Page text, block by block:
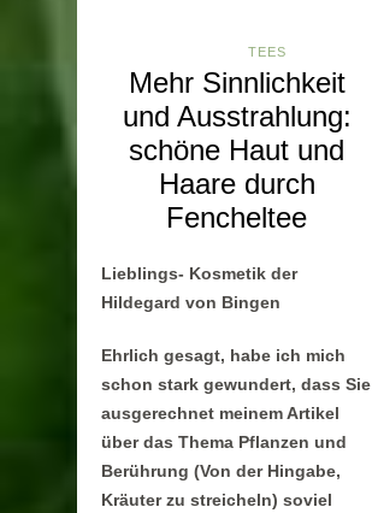
TEES
Mehr Sinnlichkeit
und Ausstrahlung:
schöne Haut und
Haare durch
Fencheltee
Lieblings- Kosmetik der
Hildegard von Bingen
Ehrlich gesagt, habe ich mich
schon stark gewundert, dass Sie
ausgerechnet meinem Artikel
über das Thema Pflanzen und
Berührung (Von der Hingabe,
Kräuter zu streicheln) soviel